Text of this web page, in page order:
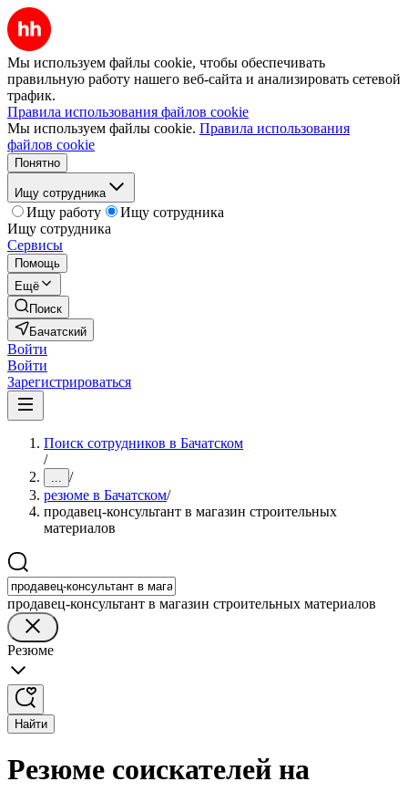
Мы используем файлы cookie, чтобы обеспечивать
правильную работу нашего веб-сайта и анализировать сетевой
трафик.
Правила использования файлов cookie
Мы используем файлы cookie. Правила использования
файлов cookie
Понятно
Ищу сотрудника
Ищу работу
Ищу сотрудника
Ищу сотрудника
Сервисы
Помощь
Ещё
Поиск
Бачатский
Войти
Войти
Зарегистрироваться
Поиск сотрудников в Бачатском
/
... /
резюме в Бачатском/
продавец-консультант в магазин строительных
материалов
продавец-консультант в магазин строительных материалов
Резюме
Найти
Резюме соискателей на